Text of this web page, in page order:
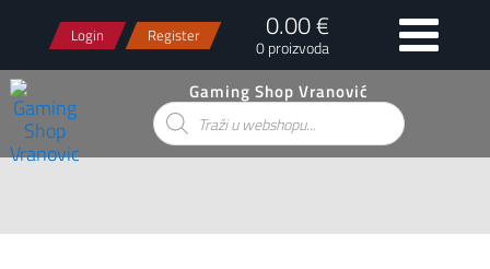
Login Register 0.00 €
0 proizvoda
Gaming Shop Vranović
Products
search